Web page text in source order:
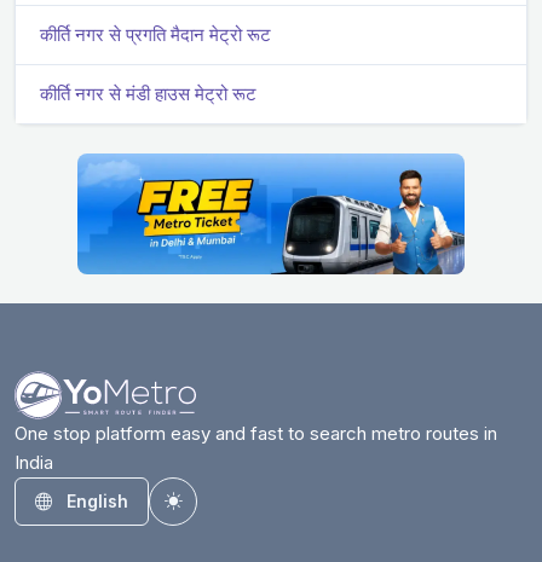
कीर्ति नगर से प्रगति मैदान मेट्रो रूट
कीर्ति नगर से मंडी हाउस मेट्रो रूट
One stop platform easy and fast to search metro routes in
India
English
Toggle theme